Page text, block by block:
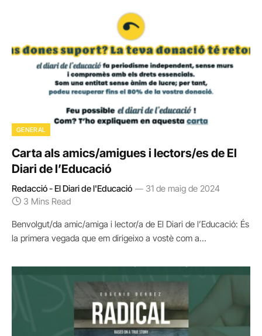
GENERAL
Carta als amics/amigues i lectors/es de El
Diari de l’Educació
Redacció - El Diari de l'Educació
31 de maig de 2024
3 Mins Read
Benvolgut/da amic/amiga i lector/a de El Diari de l’Educació: És
la primera vegada que em dirigeixo a vostè com a…